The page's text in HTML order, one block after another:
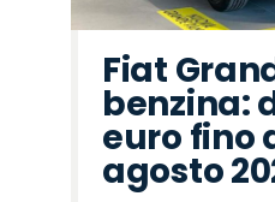
Fiat
benzina:
euro fino
agosto